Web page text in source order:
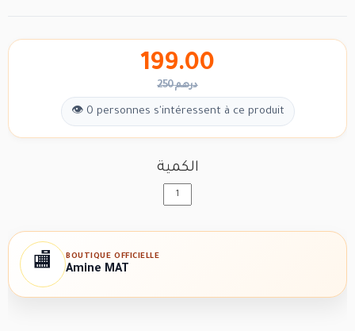
199.00
250 درهم
👁 0 personnes s'intéressent à ce produit
الكمية
🏬 BOUTIQUE OFFICIELLE
Amine MAT